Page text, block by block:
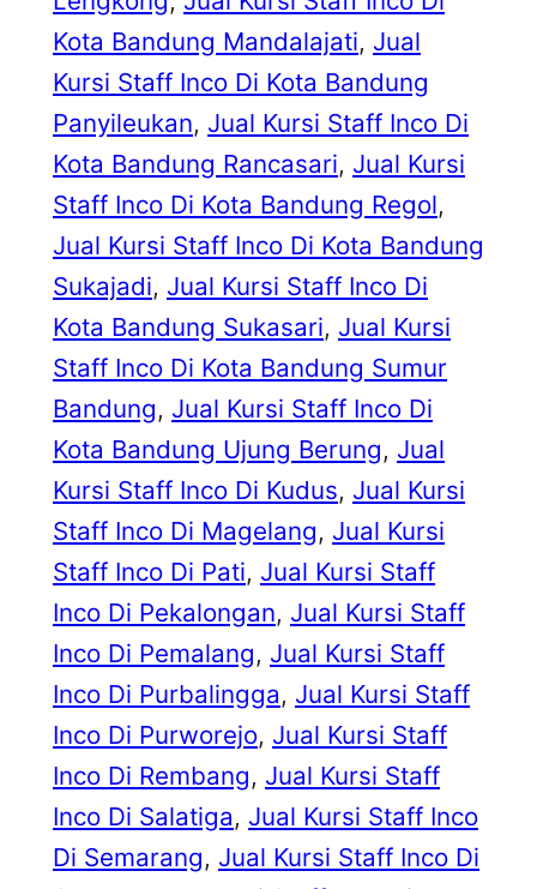
Kota Bandung Mandalajati, Jual
Kursi Staff Inco Di Kota Bandung
Panyileukan, Jual Kursi Staff Inco Di
Kota Bandung Rancasari, Jual Kursi
Staff Inco Di Kota Bandung Regol
Jual Kursi Staff Inco Di Kota Bandung
Sukajadi, Jual Kursi Staff Inco Di
Kota Bandung Sukasari, Jual Kursi
Staff Inco Di Kota Bandung Sumur
Bandung, Jual Kursi Staff Inco Di
Kota Bandung Ujung Berung, Jual
Kursi Staff Inco Di Kudus, Jual Kursi
Staff Inco Di Magelang, Jual Kursi
Staff Inco Di Pati, Jual Kursi Staff
Inco Di Pekalongan, Jual Kursi Staff
Inco Di Pemalang, Jual Kursi Staff
Inco Di Purbalingga, Jual Kursi Staff
Inco Di Purworejo, Jual Kursi Staff
Inco Di Rembang, Jual Kursi Staff
Inco Di Salatiga, Jual Kursi Staff Inco
Di Semarang, Jual Kursi Staff Inco Di